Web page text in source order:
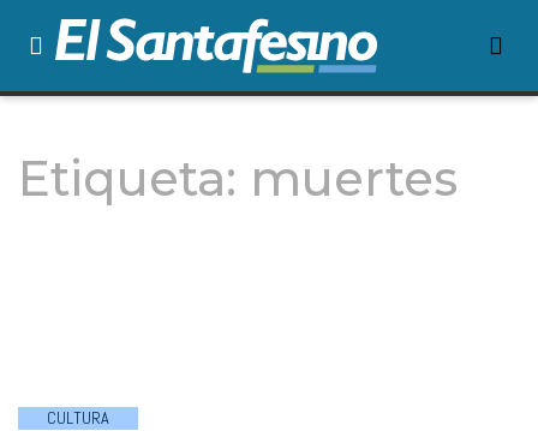
Etiqueta: muertes
CULTURA